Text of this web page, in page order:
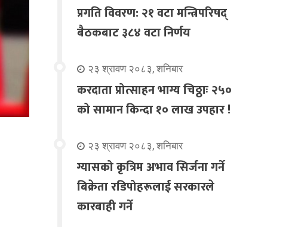
प्रगति विवरण: २१ वटा मन्त्रिपरिषद्
बैठकबाट ३८४ वटा निर्णय
२३ श्रावण २०८३, शनिबार
करदाता प्रोत्साहन भाग्य चिठ्ठाः २५०
को सामान किन्दा १० लाख उपहार !
२३ श्रावण २०८३, शनिबार
ग्यासको कृत्रिम अभाव सिर्जना गर्ने
बिक्रेता रडिपोहरूलाई सरकारले
कारबाही गर्ने